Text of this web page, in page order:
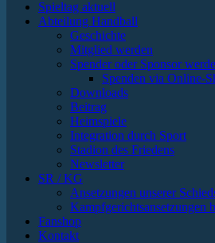
Spieltag aktuell
Abteilung Handball
Geschichte
Mitglied werden
Spender oder Sponsor
Spenden via Online-
Downloads
Beitrag
Heimspiele
Integration durch Sport
Stadion des Friedens
Newsletter
SR / KG
Ansetzungen unserer
Kampfgerichtsansetzungen
Fanshop
Kontakt